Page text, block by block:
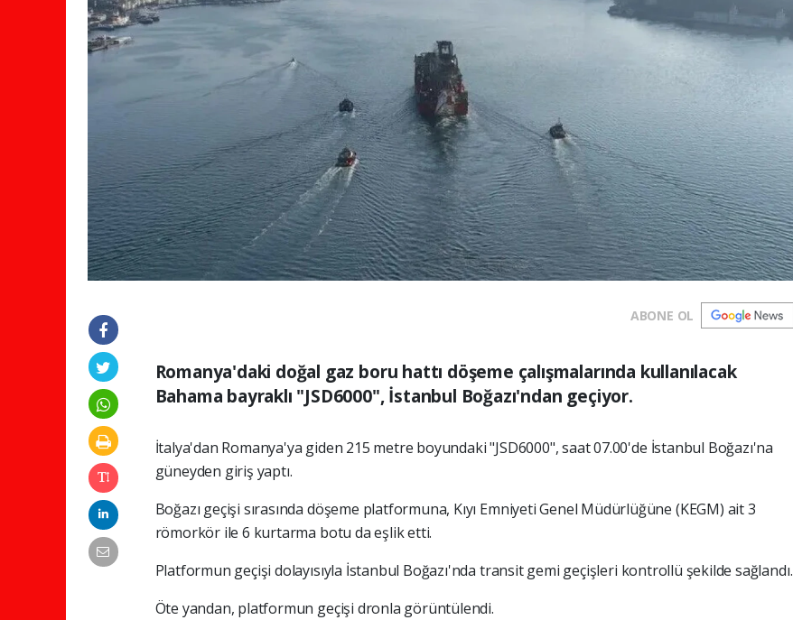
ABONE OL
Romanya'daki doğal gaz boru hattı döşeme çalışmalarında kullanılacak
Bahama bayraklı "JSD6000", İstanbul Boğazı'ndan geçiyor.
İtalya'dan Romanya'ya giden 215 metre boyundaki "JSD6000", saat 07.00'de İstanbul Boğazı'na
güneyden giriş yaptı.
Boğazı geçişi sırasında döşeme platformuna, Kıyı Emniyeti Genel Müdürlüğüne (KEGM) ait 3
römorkör ile 6 kurtarma botu da eşlik etti.
Platformun geçişi dolayısıyla İstanbul Boğazı'nda transit gemi geçişleri kontrollü şekilde sağlandı.
Öte yandan, platformun geçişi dronla görüntülendi.